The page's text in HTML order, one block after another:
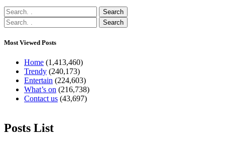
Search
Search
Most Viewed Posts
Home (1,413,460)
Trendy (240,173)
Entertain (224,603)
What’s on (216,738)
Contact us (43,697)
Posts List